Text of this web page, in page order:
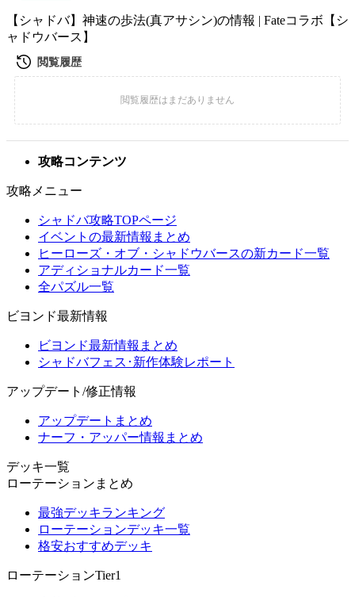
【シャドバ】神速の歩法(真アサシン)の情報 | Fateコラボ【シ
ャドウバース】
攻略コンテンツ
攻略メニュー
シャドバ攻略TOPページ
イベントの最新情報まとめ
ヒーローズ・オブ・シャドウバースの新カード一覧
アディショナルカード一覧
全パズル一覧
ビヨンド最新情報
ビヨンド最新情報まとめ
シャドバフェス･新作体験レポート
アップデート/修正情報
アップデートまとめ
ナーフ・アッパー情報まとめ
デッキ一覧
ローテーションまとめ
最強デッキランキング
ローテーションデッキ一覧
格安おすすめデッキ
ローテーションTier1